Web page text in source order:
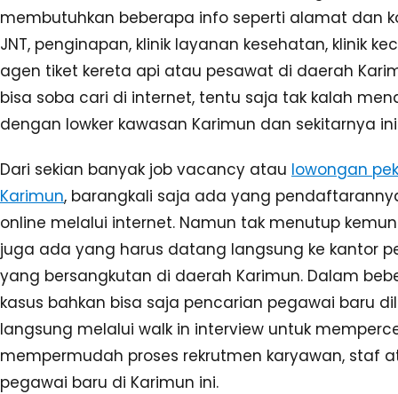
membutuhkan beberapa info seperti alamat dan
JNT, penginapan, klinik layanan kesehatan, klinik
agen tiket kereta api atau pesawat di daerah
bisa soba cari di internet, tentu saja tak kalah
dengan lowker kawasan Karimun dan sekitarnya
Dari sekian banyak job vacancy atau lowongan
Karimun, barangkali saja ada yang
online melalui internet. Namun tak menutup
juga ada yang harus datang langsung ke kantor
yang bersangkutan di daerah Karimun. Dalam
kasus bahkan bisa saja pencarian pegawai baru
langsung melalui walk in interview untuk
mempermudah proses rekrutmen karyawan, staf
pegawai baru di Karimun ini.